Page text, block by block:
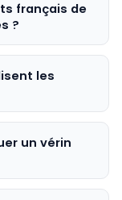
français de
?
les
un vérin